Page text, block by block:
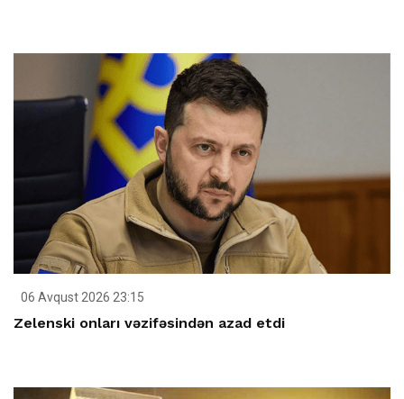
06 Avqust 2026 23:15
Zelenski onları vəzifəsindən azad etdi